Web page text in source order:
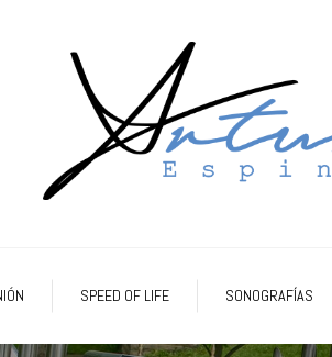
SPEED OF LIFE SONOGRAFÍAS